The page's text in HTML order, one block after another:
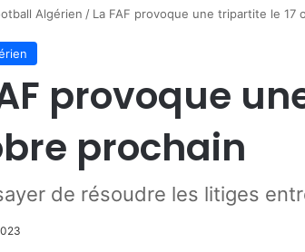
Algérien / La FAF provoque une tripartite le 17
provoque
prochain
de résoudre les litiges